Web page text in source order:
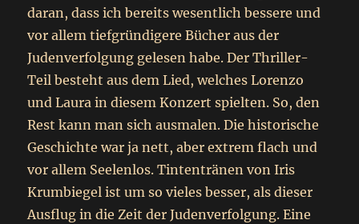
daran, dass ich bereits wesentlich bessere und
vor allem tiefgründigere Bücher aus der
Judenverfolgung gelesen habe. Der Thriller-
Teil besteht aus dem Lied, welches Lorenzo
und Laura in diesem Konzert spielten. So, den
Rest kann man sich ausmalen. Die historische
Geschichte war ja nett, aber extrem flach und
vor allem Seelenlos. Tintentränen von Iris
Krumbiegel ist um so vieles besser, als dieser
Ausflug in die Zeit der Judenverfolgung. Eine